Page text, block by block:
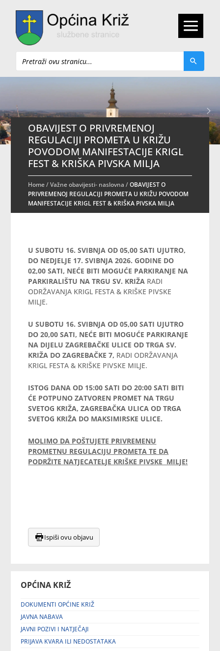
Pretraži
OPĆINA KRIŽ
DOKUMENTI OPĆINE KRIŽ
JAVNA NABAVA
JAVNI POZIVI I NATJEČAJI
PRIJAVA KVARA ILI NEDOSTATAKA
OBAVIJEST O PRIVREMENOJ
REGULACIJI PROMETA U KRIŽU
POVODOM MANIFESTACIJE KRIGL
FEST & KRIŠKA PIVSKA MILJA
Home/Važne obavijesti- naslovna /OBAVIJEST O
PRIVREMENOJ REGULACIJI PROMETA U KRIŽU POVODOM
MANIFESTACIJE KRIGL FEST & KRIŠKA PIVSKA MILJA
USUBOTU 16. SVIBNJA OD 05,00 SATI UJUTRO,
DO NEDJELJE 17. SVIBNJA 2026. GODINE DO
02,00 SATI, NEĆE BITI MOGUĆE PARKIRANJE NA
PARKIRALIŠTU NA TRGU SV. KRIŽA RADI
ODRŽAVANJA KRIGL FESTA & KRIŠKE PIVSKE
MILJE.
USUBOTU 16. SVIBNJA OD 05,00 SATI UJUTRO
DO 20,00 SATI, NEĆE BITI MOGUĆE PARKIRANJE
NA DIJELU ZAGREBAČKE ULICE OD TRGA SV.
KRIŽA DO ZAGREBAČKE 7, RADI ODRŽAVANJA
KRIGL FESTA & KRIŠKE PIVSKE MILJE.
ISTOG DANA OD 15:00 SATI DO 20:00 SATI BITI
ĆE POTPUNO ZATVOREN PROMET NA TRGU
SVETOG KRIŽA, ZAGREBAČKA ULICA OD TRGA
SVETOG KRIŽA DO MAKSIMIRSKE ULICE.
MOLIMO DA POŠTUJETE PRIVREMENU
PROMETNU REGULACIJU PROMETA TE DA
PODRŽITE NATJECATELJE KRIŠKE PIVSKE MILJE!
Ispiši ovu objavu